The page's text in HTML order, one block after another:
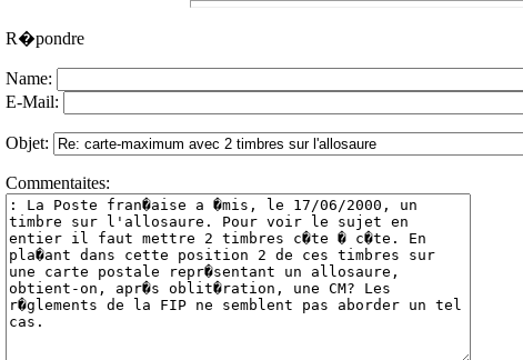
R�pondre
Name:
E-Mail:
Objet:
Commentaites: